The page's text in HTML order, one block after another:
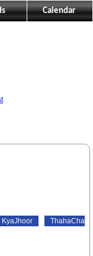
Calendar
KyaJhoor
ThahaCha